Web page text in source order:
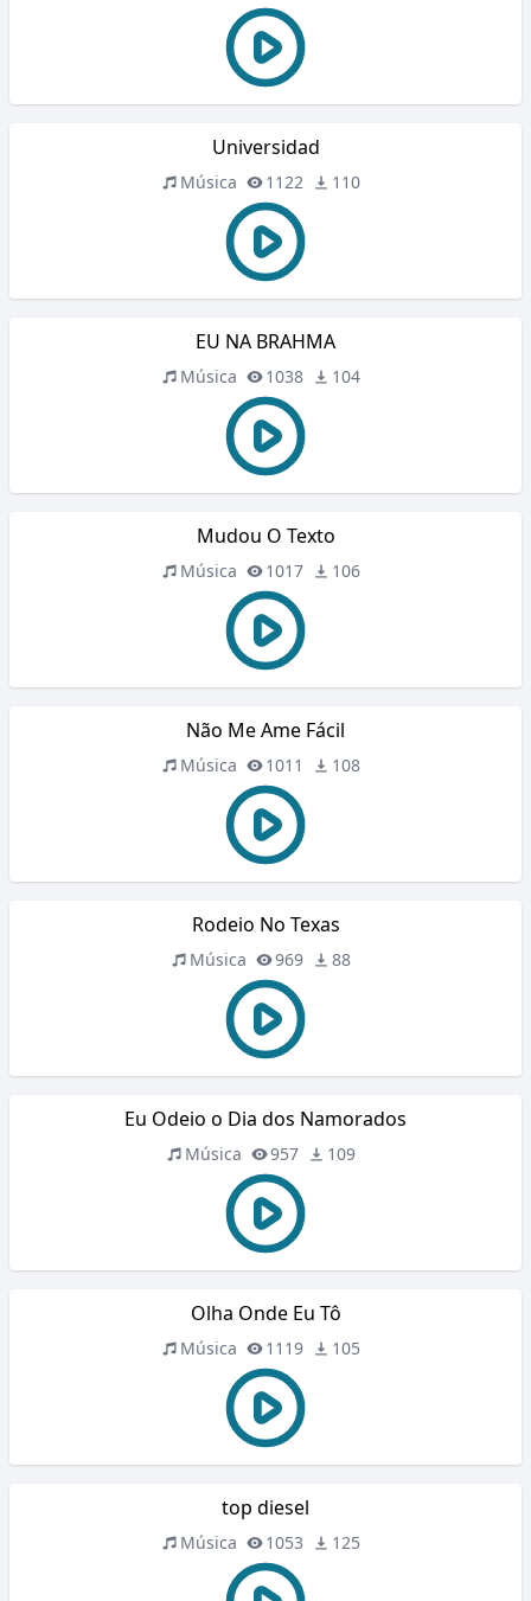
Universidad
Música 1122 110
EU NA BRAHMA
Música 1038 104
Mudou O Texto
Música 1017 106
Não Me Ame Fácil
Música 1011 108
Rodeio No Texas
Música 969 88
Eu Odeio o Dia dos Namorados
Música 957 109
Olha Onde Eu Tô
Música 1119 105
top diesel
Música 1053 125